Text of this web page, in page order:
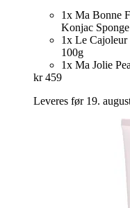
1x Ma Bonne
Konjac Sponge
1x Le
100g
1x Ma Jolie
kr 459
Leveres før 19.